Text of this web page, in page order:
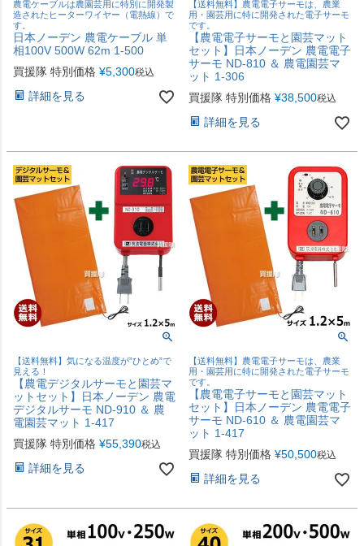
農電ケーブルは農園芸用に特別に開発製
造されたヒーターワイヤー（電熱線）で
す。
日本ノーデン 農電ケーブル 単
相100V 500W 62m 1-500
買援隊 特別価格 ¥5,300税込
詳細を見る
【送料無料】農電電子サーモは、農業
用・園芸用に特に開発された電子サーモ
です。
【農電電子サーモと園芸マット
セット】日本ノーデン 農電電子
サーモ ND-810 ＆ 農電園芸マ
ット 1-306
買援隊 特別価格 ¥38,500税込
詳細を見る
【送料無料】気になる温度が”ひとめ”で
見える！
【農電デジタルサーモと園芸マ
ットセット】日本ノーデン 農電
デジタルサーモ ND-910 ＆ 農
電園芸マット 1-417
買援隊 特別価格 ¥55,390税込
詳細を見る
【送料無料】農電電子サーモは、農業
用・園芸用に特に開発された電子サーモ
です。
【農電電子サーモと園芸マット
セット】日本ノーデン 農電電子
サーモ ND-610 ＆ 農電園芸マ
ット 1-417
買援隊 特別価格 ¥50,500税込
詳細を見る